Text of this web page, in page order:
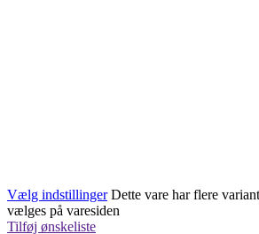
Vælg indstillinger Dette vare har flere
vælges på varesiden
Tilføj ønskeliste